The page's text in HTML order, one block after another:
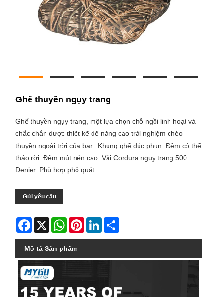
Ghế thuyền ngụy trang
Ghế thuyền ngụy trang, một lựa chọn chỗ ngồi linh hoạt và
chắc chắn được thiết kế để nâng cao trải nghiệm chèo
thuyền ngoài trời của bạn. Khung ghế đúc phun. Đệm có thể
tháo rời. Đệm mút nén cao. Vải Cordura ngụy trang 500
Denier. Phù hợp phổ quát.
Gửi yêu cầu
Facebook
X WhatsAppPinterestLinkedIn
Mô tả Sản phẩm